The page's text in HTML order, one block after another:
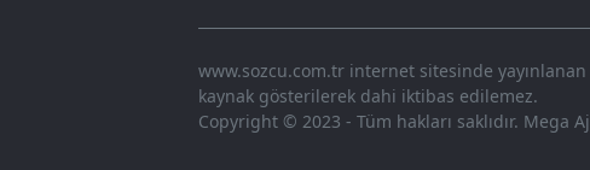
www.sozcu.com.tr internet sitesinde
kaynak gösterilerek dahi iktibas edilemez.
Copyright © 2023 - Tüm hakları saklıdır. Mega